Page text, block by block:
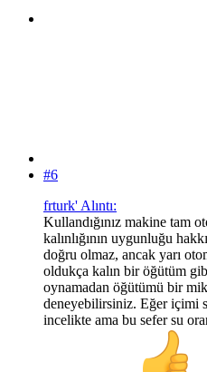
#6
frturk' Alıntı:
Kullandığınız makine tam
kalınlığının uygunluğu
doğru olmaz, ancak yarı
oldukça kalın bir öğütüm
oynamadan öğütümü bir
deneyebilirsiniz. Eğer içimi
incelikte ama bu sefer su